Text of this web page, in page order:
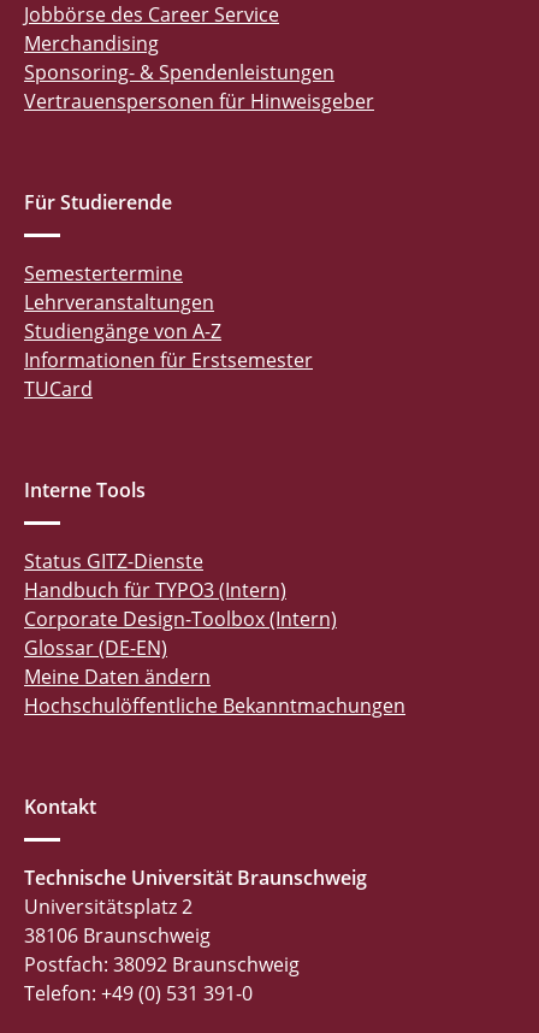
Jobbörse des Career Service
Merchandising
Sponsoring- & Spendenleistungen
Vertrauenspersonen für Hinweisgeber
Für Studierende
Semestertermine
Lehrveranstaltungen
Studiengänge von A-Z
Informationen für Erstsemester
TUCard
Interne Tools
Status GITZ-Dienste
Handbuch für TYPO3 (Intern)
Corporate Design-Toolbox (Intern)
Glossar (DE-EN)
Meine Daten ändern
Hochschulöffentliche Bekanntmachungen
Kontakt
Technische Universität Braunschweig
Universitätsplatz 2
38106 Braunschweig
Postfach: 38092 Braunschweig
Telefon: +49 (0) 531 391-0